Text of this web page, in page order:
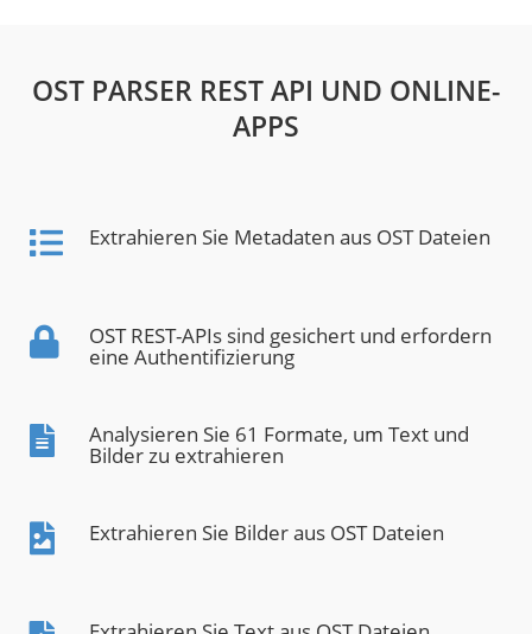
OST PARSER REST API UND ONLINE-
APPS
Extrahieren Sie Metadaten aus OST Dateien
OST REST-APIs sind gesichert und erfordern
eine Authentifizierung
Analysieren Sie 61 Formate, um Text und
Bilder zu extrahieren
Extrahieren Sie Bilder aus OST Dateien